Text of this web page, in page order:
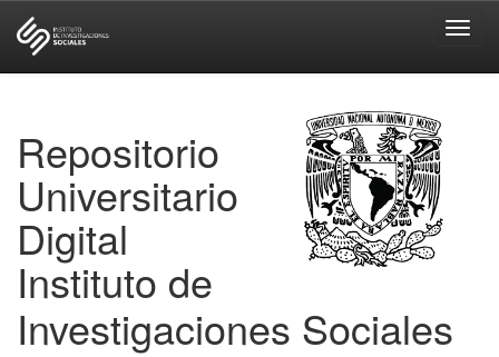
Repositorio
Universitario
Digital
Instituto de
Investigaciones Sociales